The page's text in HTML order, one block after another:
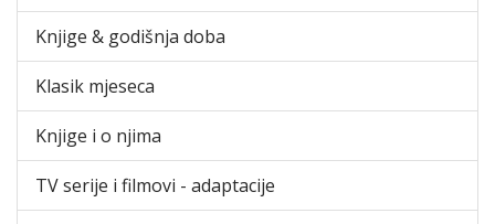
Knjige & godišnja doba
Klasik mjeseca
Knjige i o njima
TV serije i filmovi - adaptacije